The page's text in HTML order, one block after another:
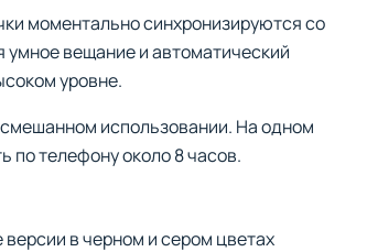
моментально синхронизируются со
вещание и автоматический
уровне.
использовании. На одном
по телефону около 8 часов.
в черном и сером цветах